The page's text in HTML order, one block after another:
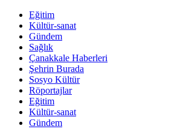
Eğitim
Kültür-sanat
Gündem
Sağlık
Çanakkale Haberleri
Şehrin Burada
Sosyo Kültür
Röportajlar
Eğitim
Kültür-sanat
Gündem